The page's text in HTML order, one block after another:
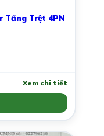
Tầng Trệt 4PN
Xem chi tiết